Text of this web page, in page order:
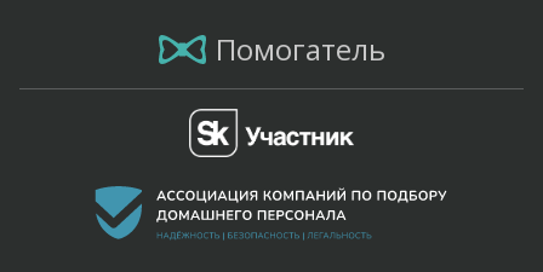
Помогатель